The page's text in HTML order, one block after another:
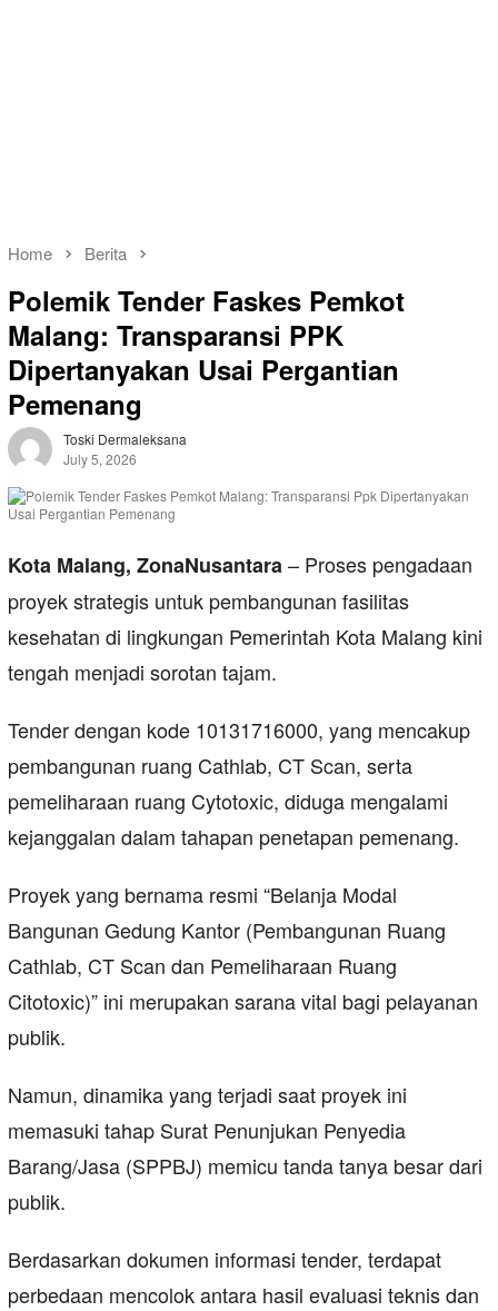
Home Berita
Polemik Tender Faskes Pemkot
Malang: Transparansi PPK
Dipertanyakan Usai Pergantian
Pemenang
Toski Dermaleksana
July 5, 2026
Kota Malang, ZonaNusantara– Proses pengadaan
proyek strategis untuk pembangunan fasilitas
kesehatan di lingkungan Pemerintah Kota Malang kini
tengah menjadi sorotan tajam.
Tender dengan kode 10131716000, yang mencakup
pembangunan ruang Cathlab, CT Scan, serta
pemeliharaan ruang Cytotoxic, diduga mengalami
kejanggalan dalam tahapan penetapan pemenang.
Proyek yang bernama resmi “Belanja Modal
Bangunan Gedung Kantor (Pembangunan Ruang
Cathlab, CT Scan dan Pemeliharaan Ruang
Citotoxic)” ini merupakan sarana vital bagi pelayanan
publik.
Namun, dinamika yang terjadi saat proyek ini
memasuki tahap Surat Penunjukan Penyedia
Barang/Jasa (SPPBJ) memicu tanda tanya besar dari
publik.
Berdasarkan dokumen informasi tender, terdapat
perbedaan mencolok antara hasil evaluasi teknis dan